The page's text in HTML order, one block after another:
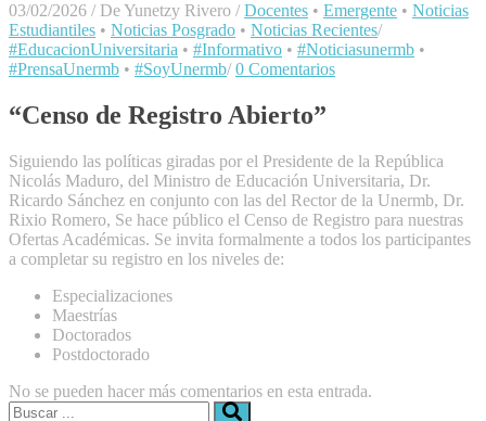
03/02/2026 / De Yunetzy Rivero / Docentes • Emergente • Noticias
Estudiantiles • Noticias Posgrado • Noticias Recientes/
#EducacionUniversitaria • #Informativo • #Noticiasunermb •
#PrensaUnermb • #SoyUnermb/ 0 Comentarios
“Censo de Registro Abierto”
Siguiendo las políticas giradas por el Presidente de la República
Nicolás Maduro, del Ministro de Educación Universitaria, Dr.
Ricardo Sánchez en conjunto con las del Rector de la Unermb, Dr.
Rixio Romero, Se hace público el Censo de Registro para nuestras
Ofertas Académicas. Se invita formalmente a todos los participantes
a completar su registro en los niveles de:
Especializaciones
Maestrías
Doctorados
Postdoctorado
No se pueden hacer más comentarios en esta entrada.
Buscar: